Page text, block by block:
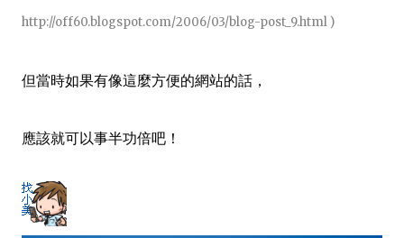
http://off60.blogspot.com/2006/03/blog-post_9.html )
但當時如果有像這麼方便的網站的話，
應該就可以事半功倍吧！